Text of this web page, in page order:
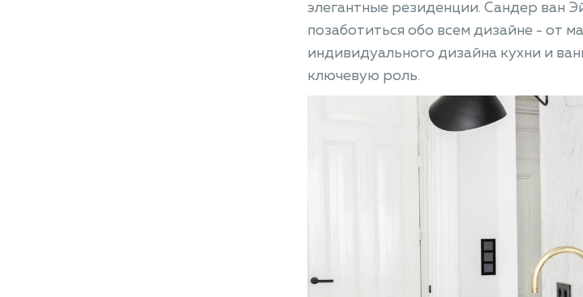
элегантные резиденции. Сандер ван
позаботиться обо всем дизайне - от
индивидуального дизайна кухни и
ключевую роль.